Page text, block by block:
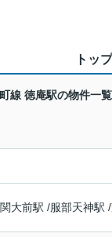
トップ
線 徳庵駅の物件一覧
関大前駅 /服部天神駅 /